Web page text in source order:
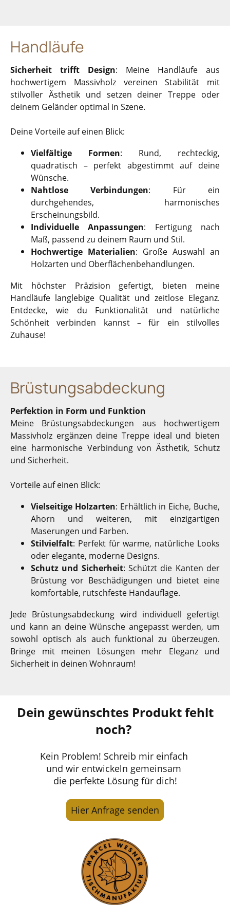
Handläufe
Sicherheit trifft Design: Meine Handläufe aus
hochwertigem Massivholz vereinen Stabilität mit
stilvoller Ästhetik und setzen deiner Treppe oder
deinem Geländer optimal in Szene.
Deine Vorteile auf einen Blick:
Vielfältige Formen: Rund, rechteckig,
quadratisch – perfekt abgestimmt auf deine
Wünsche.
Nahtlose Verbindungen: Für ein
durchgehendes, harmonisches
Erscheinungsbild.
Individuelle Anpassungen: Fertigung nach
Maß, passend zu deinem Raum und Stil.
Hochwertige Materialien: Große Auswahl an
Holzarten und Oberflächenbehandlungen.
Mit höchster Präzision gefertigt, bieten meine
Handläufe langlebige Qualität und zeitlose Eleganz.
Entdecke, wie du Funktionalität und natürliche
Schönheit verbinden kannst – für ein stilvolles
Zuhause!
Brüstungsabdeckung
Perfektion in Form und Funktion
Meine Brüstungsabdeckungen aus hochwertigem
Massivholz ergänzen deine Treppe ideal und bieten
eine harmonische Verbindung von Ästhetik, Schutz
und Sicherheit.
Vorteile auf einen Blick:
Vielseitige Holzarten: Erhältlich in Eiche, Buche,
Ahorn und weiteren, mit einzigartigen
Maserungen und Farben.
Stilvielfalt: Perfekt für warme, natürliche Looks
oder elegante, moderne Designs.
Schutz und Sicherheit: Schützt die Kanten der
Brüstung vor Beschädigungen und bietet eine
komfortable, rutschfeste Handauflage.
Jede Brüstungsabdeckung wird individuell gefertigt
und kann an deine Wünsche angepasst werden, um
sowohl optisch als auch funktional zu überzeugen.
Bringe mit meinen Lösungen mehr Eleganz und
Sicherheit in deinen Wohnraum!
Dein gewünschtes Produkt fehlt
noch?
Kein Problem! Schreib mir einfach
und wir entwickeln gemeinsam
die perfekte Lösung für dich!
Hier Anfrage senden